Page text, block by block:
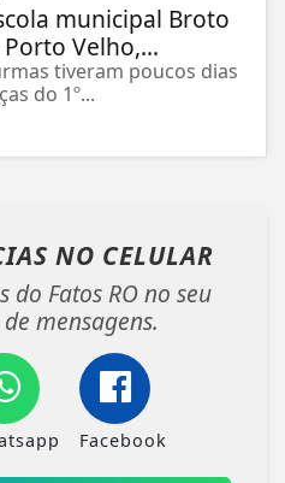
municipal Broto
Velho,...
tiveram poucos dias
do 1º...
NO CELULAR
do Fatos RO no seu
mensagens.
Facebook